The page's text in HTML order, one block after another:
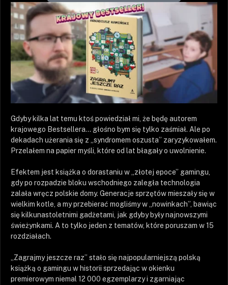
Gdyby kilka lat temu ktoś powiedział mi, że będę autorem
krajowego Bestsellera… głośno bym się tylko zaśmiał. Ale po
dekadach użerania się z „syndromem oszusta” zaryzykowałem.
Przelałem na papier myśli, które od lat błagały o uwolnienie.
Efektem jest książka o dorastaniu w „złotej epoce” gamingu,
gdy po rozpadzie bloku wschodniego zaległa technologia
zalała wręcz polskie domy. Generacje sprzętów mieszały się w
wielkim kotle, a my przebierać mogliśmy w „nowinkach”, bawiąc
się kilkunastoletnimi gadżetami, jak gdyby były najnowszymi
świeżynkami. A to tylko jeden z tematów, które poruszam w 15
rozdziałach.
„Zagrajmy jeszcze raz” stało się najpopularniejszą polską
książką o gamingu w historii sprzedając w okienku
premierowym niemal 12 000 egzemplarzy i zgarniając